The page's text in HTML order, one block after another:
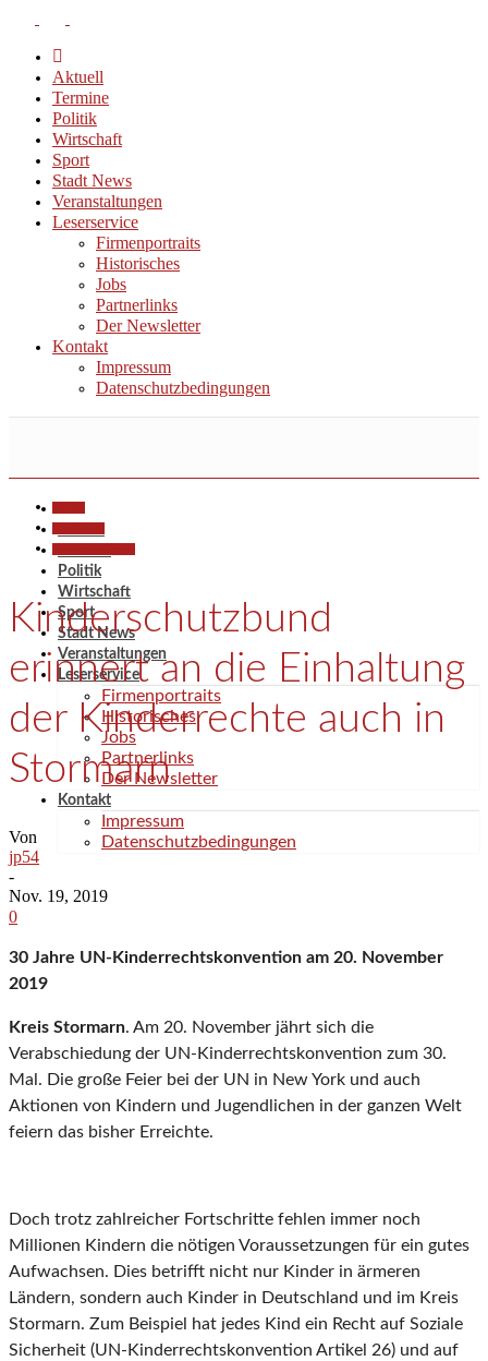
Aktuell
Termine
Politik
Wirtschaft
Sport
Stadt News
Veranstaltungen
Leserservice
Firmenportraits
Historisches
Jobs
Partnerlinks
Der Newsletter
Kontakt
Impressum
Datenschutzbedingungen
Politik
Wirtschaft
Sport
Stadt News
Veranstaltungen
Leserservice
Firmenportraits
Historisches
Jobs
Partnerlinks
Der Newsletter
Kontakt
Impressum
Datenschutzbedingungen
Kinderschutzbund
erinnert an die Einhaltung
der Kinderrechte auch in
Stormarn
Von
jp54
-
Nov. 19, 2019
0
30 Jahre UN-Kinderrechtskonvention am 20. November
2019
Kreis Stormarn. Am 20. November jährt sich die
Verabschiedung der UN-Kinderrechtskonvention zum 30.
Mal. Die große Feier bei der UN in New York und auch
Aktionen von Kindern und Jugendlichen in der ganzen Welt
feiern das bisher Erreichte.
Doch trotz zahlreicher Fortschritte fehlen immer noch
Millionen Kindern die nötigen Voraussetzungen für ein gutes
Aufwachsen. Dies betrifft nicht nur Kinder in ärmeren
Ländern, sondern auch Kinder in Deutschland und im Kreis
Stormarn. Zum Beispiel hat jedes Kind ein Recht auf Soziale
Sicherheit (UN-Kinderrechtskonvention Artikel 26) und auf